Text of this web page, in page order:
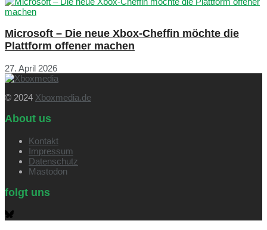
Microsoft – Die neue Xbox-Cheffin möchte die
Plattform offener machen
27. April 2026
© 2024 Xboxmedia.de
About us
Kontakt
Impressum
Datenschutz
Mastodon
folgt uns